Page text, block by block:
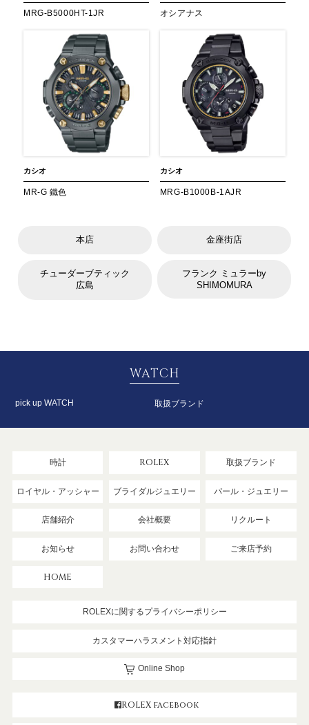
MRG-B5000HT-1JR オシアナス
カシオ
MR-G 鐵色
カシオ
MRG-B1000B-1AJR
本店 金座街店
チューダーブティック
広島
フランク ミュラーby
SHIMOMURA
WATCH
pick up WATCH 取扱ブランド
時計 ROLEX 取扱ブランド
ロイヤル・アッシャー ブライダルジュエリー パール・ジュエリー
店舗紹介 会社概要 リクルート
お知らせ お問い合わせ ご来店予約
HOME
ROLEXに関するプライバシーポリシー
カスタマーハラスメント対応指針
Online Shop
ROLEX facebook